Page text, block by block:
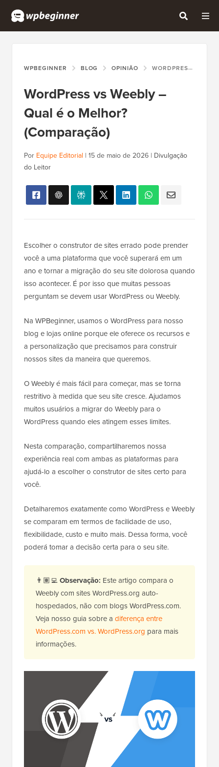
WPBEGINNER BLOG OPINIÃO WORDPRESS VS WEEBLY – QUAL É O MELHOR? (COMPARAÇÃO)
WordPress vs Weebly –
Qual é o Melhor?
(Comparação)
Por Equipe Editorial | 15 de maio de 2026 | Divulgação
do Leitor
Escolher o construtor de sites errado pode prender
você a uma plataforma que você superará em um
ano e tornar a migração do seu site dolorosa quando
isso acontecer. É por isso que muitas pessoas
perguntam se devem usar WordPress ou Weebly.
Na WPBeginner, usamos o WordPress para nosso
blog e lojas online porque ele oferece os recursos e
a personalização que precisamos para construir
nossos sites da maneira que queremos.
O Weebly é mais fácil para começar, mas se torna
restritivo à medida que seu site cresce. Ajudamos
muitos usuários a migrar do Weebly para o
WordPress quando eles atingem esses limites.
Nesta comparação, compartilharemos nossa
experiência real com ambas as plataformas para
ajudá-lo a escolher o construtor de sites certo para
você.
Detalharemos exatamente como WordPress e Weebly
se comparam em termos de facilidade de uso,
flexibilidade, custo e muito mais. Dessa forma, você
poderá tomar a decisão certa para o seu site.
👨🏽‍💻 Observação: Este artigo compara o
Weebly com sites WordPress.org auto-
hospedados, não com blogs WordPress.com.
Veja nosso guia sobre a diferença entre
WordPress.com vs. WordPress.org para mais
informações.